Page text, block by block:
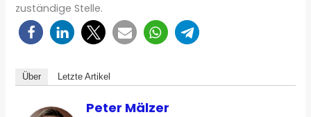
zuständige Stelle.
Über Letzte Artikel
Peter Mälzer